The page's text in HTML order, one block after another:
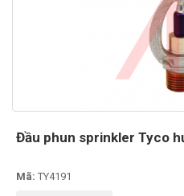
Đầu phun sprinkler Tyco
Mã: TY4191